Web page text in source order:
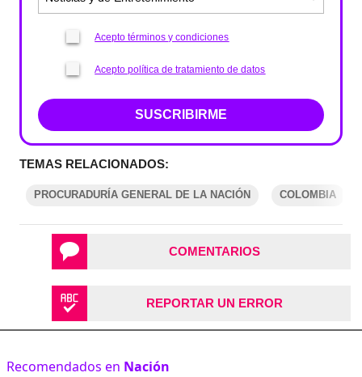
Acepto términos y condiciones
Acepto política de tratamiento de datos
SUSCRIBIRME
TEMAS RELACIONADOS:
PROCURADURÍA GENERAL DE LA NACIÓN COLOMBIA
COMENTARIOS
REPORTAR UN ERROR
Recomendados en Nación